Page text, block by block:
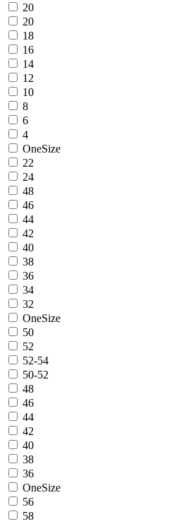
20
20
18
16
14
12
10
8
6
4
OneSize
22
24
48
46
44
42
40
38
36
34
32
OneSize
50
52
52-54
50-52
48
46
44
42
40
38
36
OneSize
56
58